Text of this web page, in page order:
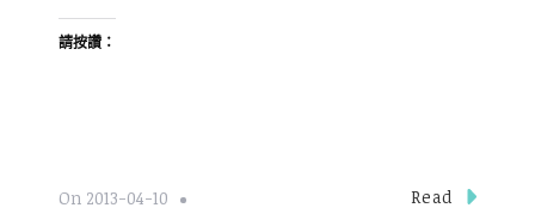
請按讚：
On 2013-04-10 Read